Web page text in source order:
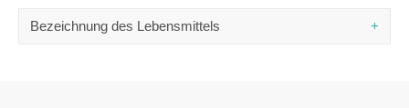
ZE de Signes, BP 704
Bezeichnung des Lebensmittels